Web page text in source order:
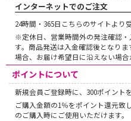
インターネットでのご注文
24時間・365日こちらのサイトより
※定休日、営業時間外の発注確認
す。商品発送は入金確認後となり
場合、お届け希望日に沿えない場合
ポイントについて
新規会員ご登録時に、300ポイント
ご購入金額の1％をポイント還元致
のご購入時にご使用いただけます。